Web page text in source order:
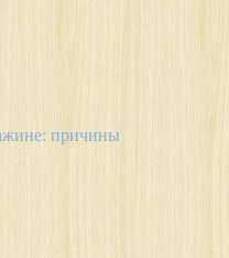
причины